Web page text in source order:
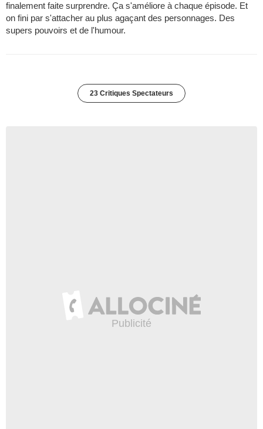
finalement faite surprendre. Ça s'améliore à chaque épisode. Et
on fini par s'attacher au plus agaçant des personnages. Des
supers pouvoirs et de l'humour.
23 Critiques Spectateurs